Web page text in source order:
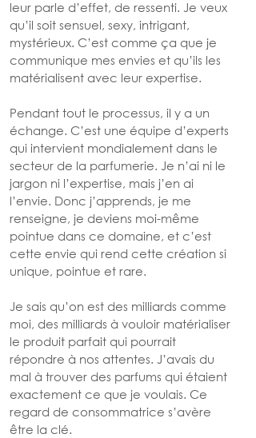
leur parle d’effet, de ressenti. Je veux
qu’il soit sensuel, sexy, intrigant,
mystérieux. C’est comme ça que je
communique mes envies et qu’ils les
matérialisent avec leur expertise.
Pendant tout le processus, il y a un
échange. C’est une équipe d’experts
qui intervient mondialement dans le
secteur de la parfumerie. Je n’ai ni le
jargon ni l’expertise, mais j’en ai
l’envie. Donc j’apprends, je me
renseigne, je deviens moi-même
pointue dans ce domaine, et c’est
cette envie qui rend cette création si
unique, pointue et rare.
Je sais qu’on est des milliards comme
moi, des milliards à vouloir matérialiser
le produit parfait qui pourrait
répondre à nos attentes. J’avais du
mal à trouver des parfums qui étaient
exactement ce que je voulais. Ce
regard de consommatrice s’avère
être la clé.